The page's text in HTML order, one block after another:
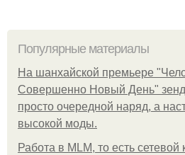
Популярные материалы
На шанхайской премьере
Совершенно Новый День"
просто очередной наряд, а
высокой моды.
Работа в MLM, то есть